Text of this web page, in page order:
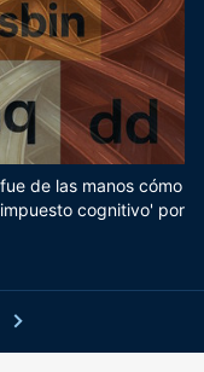
de las manos cómo
cognitivo' por